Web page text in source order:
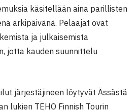
käsitellään aina parillisten
arkipäivänä. Pelaajat ovat
ja julkaisemista
jotta kauden suunnittelu
järjestäjineen löytyvät Ässästä
lukien TEHO Finnish Tourin